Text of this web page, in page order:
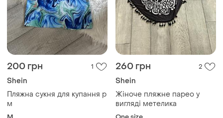
200 грн 1
Shein
Пляжна сукня для купання р
м
260 грн 2
Shein
Жіноче пляжне парео у
вигляді метелика